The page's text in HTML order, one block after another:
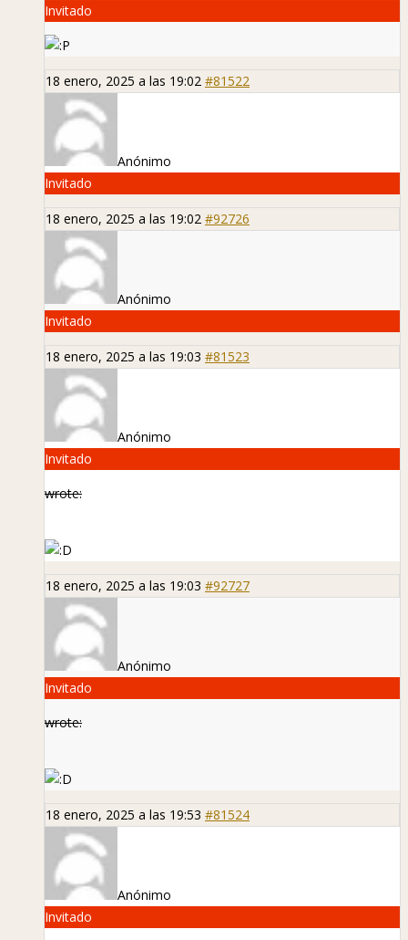
Invitado
18 enero, 2025 a las 19:02 #81522
Anónimo
Invitado
18 enero, 2025 a las 19:02 #92726
Anónimo
Invitado
18 enero, 2025 a las 19:03 #81523
Anónimo
Invitado
wrote:
18 enero, 2025 a las 19:03 #92727
Anónimo
Invitado
wrote:
18 enero, 2025 a las 19:53 #81524
Anónimo
Invitado